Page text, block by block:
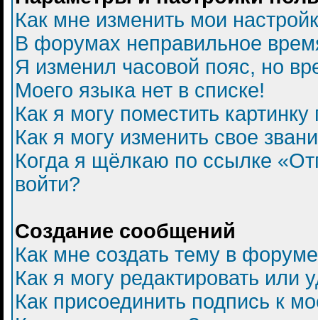
Как мне изменить мои
В форумах неправильное
Я изменил часовой пояс, но
Моего языка нет в списке!
Как я могу поместить
Как я могу изменить свое
Когда я щёлкаю по ссылке
войти?
Создание сообщений
Как мне создать тему в
Как я могу редактировать или
Как присоединить подпись к